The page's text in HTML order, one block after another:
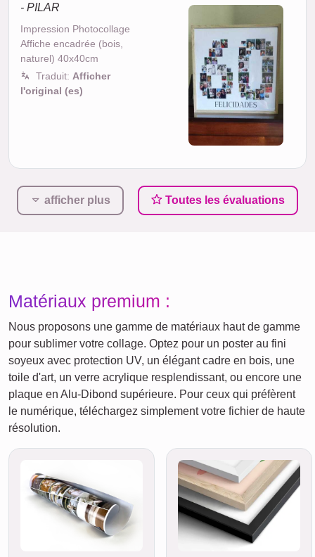
- PILAR
Impression Photocollage
Affiche encadrée (bois,
naturel) 40x40cm
Traduit: Afficher
l'original (es)
afficher plus Toutes les évaluations
Matériaux premium :
Nous proposons une gamme de matériaux haut de gamme
pour sublimer votre collage. Optez pour un poster au fini
soyeux avec protection UV, un élégant cadre en bois, une
toile d'art, un verre acrylique resplendissant, ou encore une
plaque en Alu-Dibond supérieure. Pour ceux qui préfèrent
le numérique, téléchargez simplement votre fichier de haute
résolution.